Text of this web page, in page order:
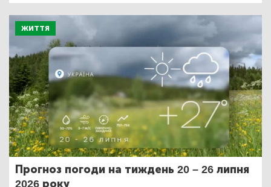
ЖИТТЯ
Прогноз погоди на тиждень 20 – 26 липня
2026 року